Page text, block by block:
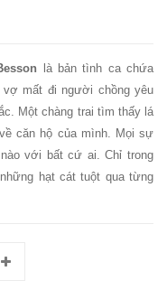
là bản tình ca chứa
mất đi người chồng yêu
Một chàng trai tìm thấy lá
căn hộ của mình. Mọi sự
với bất cứ ai. Chỉ trong
hạt cát tuột qua từng